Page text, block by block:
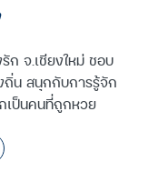
จ.เชียงใหม่ ชอบ
ถิ่น สนุกกับการรู้จัก
เป็นคนที่ถูกหวย